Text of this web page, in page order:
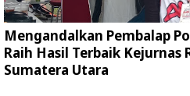
Mengandalkan Pembalap
Raih Hasil Terbaik Kejurnas
Sumatera Utara